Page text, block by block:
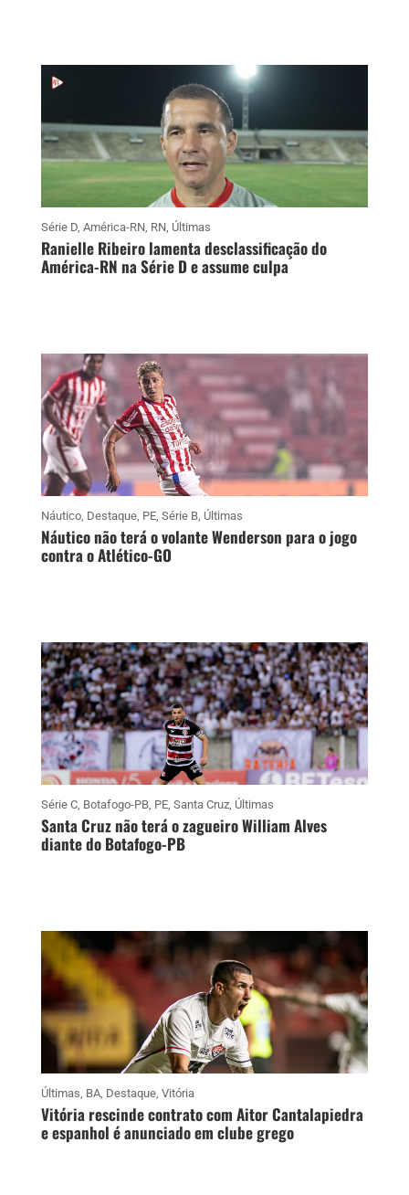
Série D, América-RN, RN, Últimas
Ranielle Ribeiro lamenta desclassificação do
América-RN na Série D e assume culpa
Náutico, Destaque, PE, Série B, Últimas
Náutico não terá o volante Wenderson para o jogo
contra o Atlético-GO
Série C, Botafogo-PB, PE, Santa Cruz, Últimas
Santa Cruz não terá o zagueiro William Alves
diante do Botafogo-PB
Últimas, BA, Destaque, Vitória
Vitória rescinde contrato com Aitor Cantalapiedra
e espanhol é anunciado em clube grego